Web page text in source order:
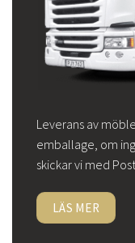
Leverans av
emballage, om
skickar vi med
LÄS MER